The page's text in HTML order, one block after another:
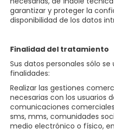
garantizar y proteger la
disponibilidad de los datos
Finalidad del tratamiento
Sus datos personales sólo
finalidades:
Realizar las gestiones
necesarias con los usuarios
comunicaciones
sms, mms, comunidades
medio electrónico o físico,